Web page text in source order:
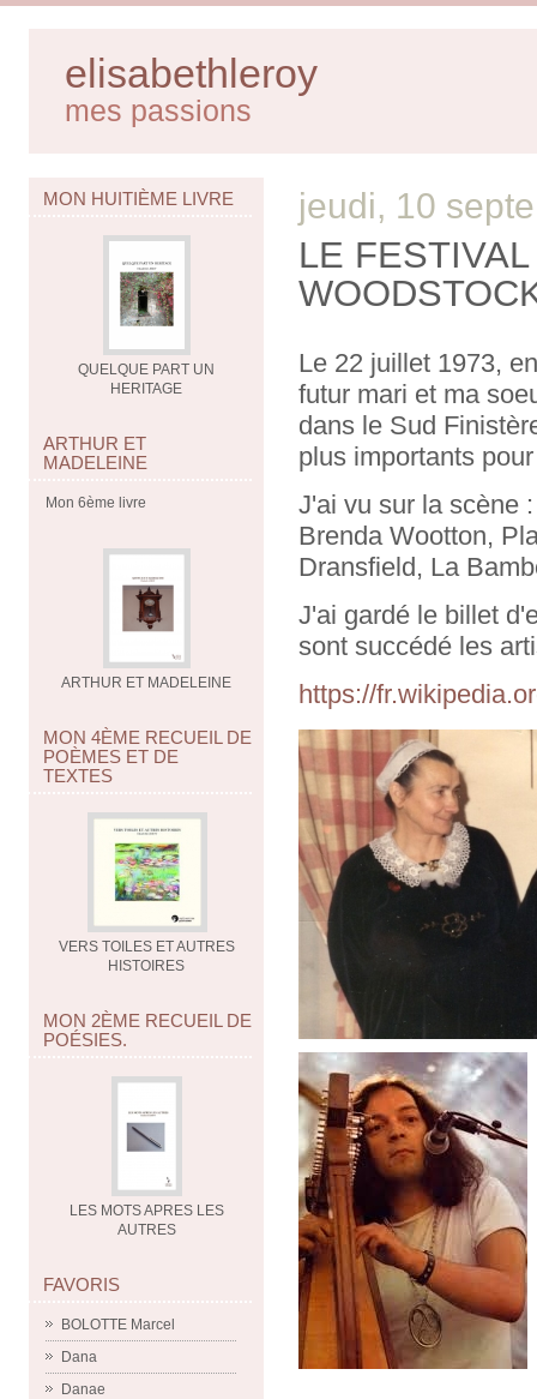
elisabethleroy
mes passions
MON HUITIÈME LIVRE
QUELQUE PART UN
HERITAGE
ARTHUR ET
MADELEINE
Mon 6ème livre
ARTHUR ET MADELEINE
MON 4ÈME RECUEIL DE
POÈMES ET DE
TEXTES
VERS TOILES ET AUTRES
HISTOIRES
MON 2ÈME RECUEIL DE
POÉSIES.
LES MOTS APRES LES
AUTRES
FAVORIS
BOLOTTE Marcel
Dana
Danae
jeudi, 10
LE
Le 22 juillet 1973,
futur mari et ma
dans le Sud
plus importants
J'ai vu sur la scène
Brenda Wootton,
Dransfield, La
J'ai gardé le billet
sont succédé les
https://